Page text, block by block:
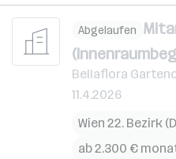
Abgelaufen
Bellaflora
11.4.2026
Wien 22. Bezirk
ab 2.300 €